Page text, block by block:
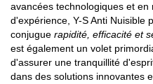
avancées technologiques et
d'expérience, Y-S Anti Nuisible
conjugue rapidité, efficacité et
est également un volet
d'assurer une tranquillité
dans des solutions innovantes